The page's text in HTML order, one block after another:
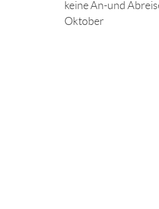
keine An-und
Oktober